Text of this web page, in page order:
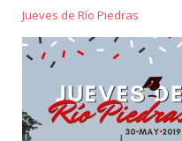
Jueves de Río Piedras